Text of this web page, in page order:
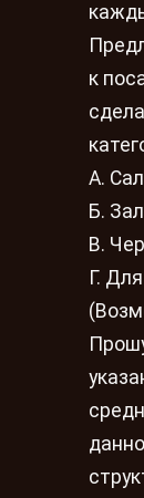
к
А.
Б.
В.
Г.